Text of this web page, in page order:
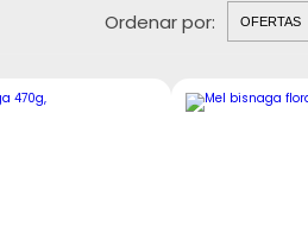
Ordenar por: